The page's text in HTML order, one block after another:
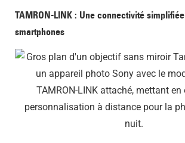
TAMRON-LINK : Une connectivité
smartphones